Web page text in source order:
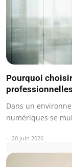
Pourquoi
Dans un
numériques se
20 juin 2026